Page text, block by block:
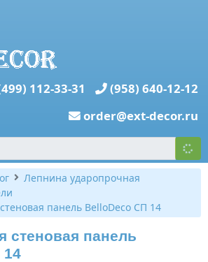
112-33-31
(958) 640-12-12
order@ext-decor.ru
Лепнина ударопрочная
панель BelloDeco СП 14
стеновая панель